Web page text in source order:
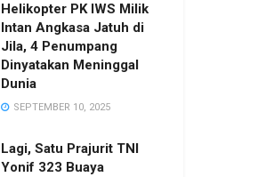
Helikopter PK IWS Milik
Intan Angkasa Jatuh di
Jila, 4 Penumpang
Dinyatakan Meninggal
Dunia
SEPTEMBER 10, 2025
Lagi, Satu Prajurit TNI
Yonif 323 Buaya